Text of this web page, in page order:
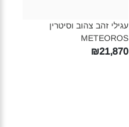
עגילי זהב צהוב וסיטרין
METEOROS‎
₪21,870